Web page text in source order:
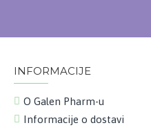
INFORMACIJE
O Galen Pharm-u
Informacije o dostavi